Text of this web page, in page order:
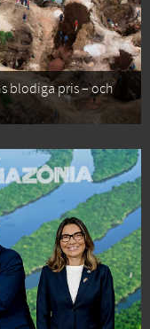
blodiga pris – och